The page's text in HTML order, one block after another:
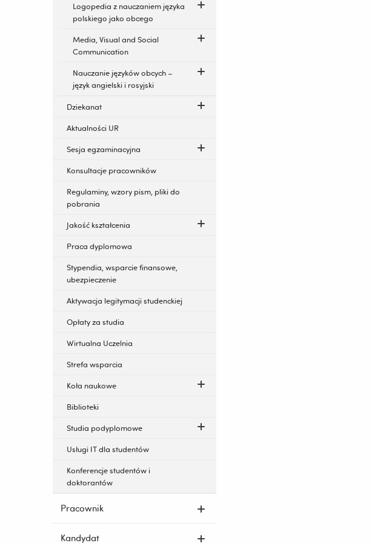
Logopedia z nauczaniem języka
polskiego jako obcego
Media, Visual and Social
Communication
Nauczanie języków obcych –
język angielski i rosyjski
Dziekanat
Aktualności UR
Sesja egzaminacyjna
Konsultacje pracowników
Regulaminy, wzory pism, pliki do
pobrania
Jakość kształcenia
Praca dyplomowa
Stypendia, wsparcie finansowe,
ubezpieczenie
Aktywacja legitymacji studenckiej
Opłaty za studia
Wirtualna Uczelnia
Strefa wsparcia
Koła naukowe
Biblioteki
Studia podyplomowe
Usługi IT dla studentów
Konferencje studentów i
doktorantów
Pracownik
Kandydat